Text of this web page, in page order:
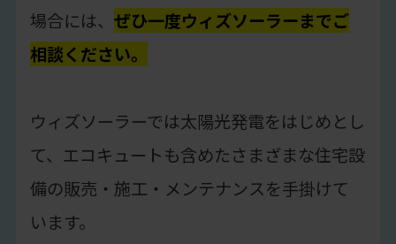
場合には、ぜひ一度ウィズソーラーまでご
相談ください。
ウィズソーラーでは太陽光発電をはじめとし
て、エコキュートも含めたさまざまな住宅設
備の販売・施工・メンテナンスを手掛けて
います。